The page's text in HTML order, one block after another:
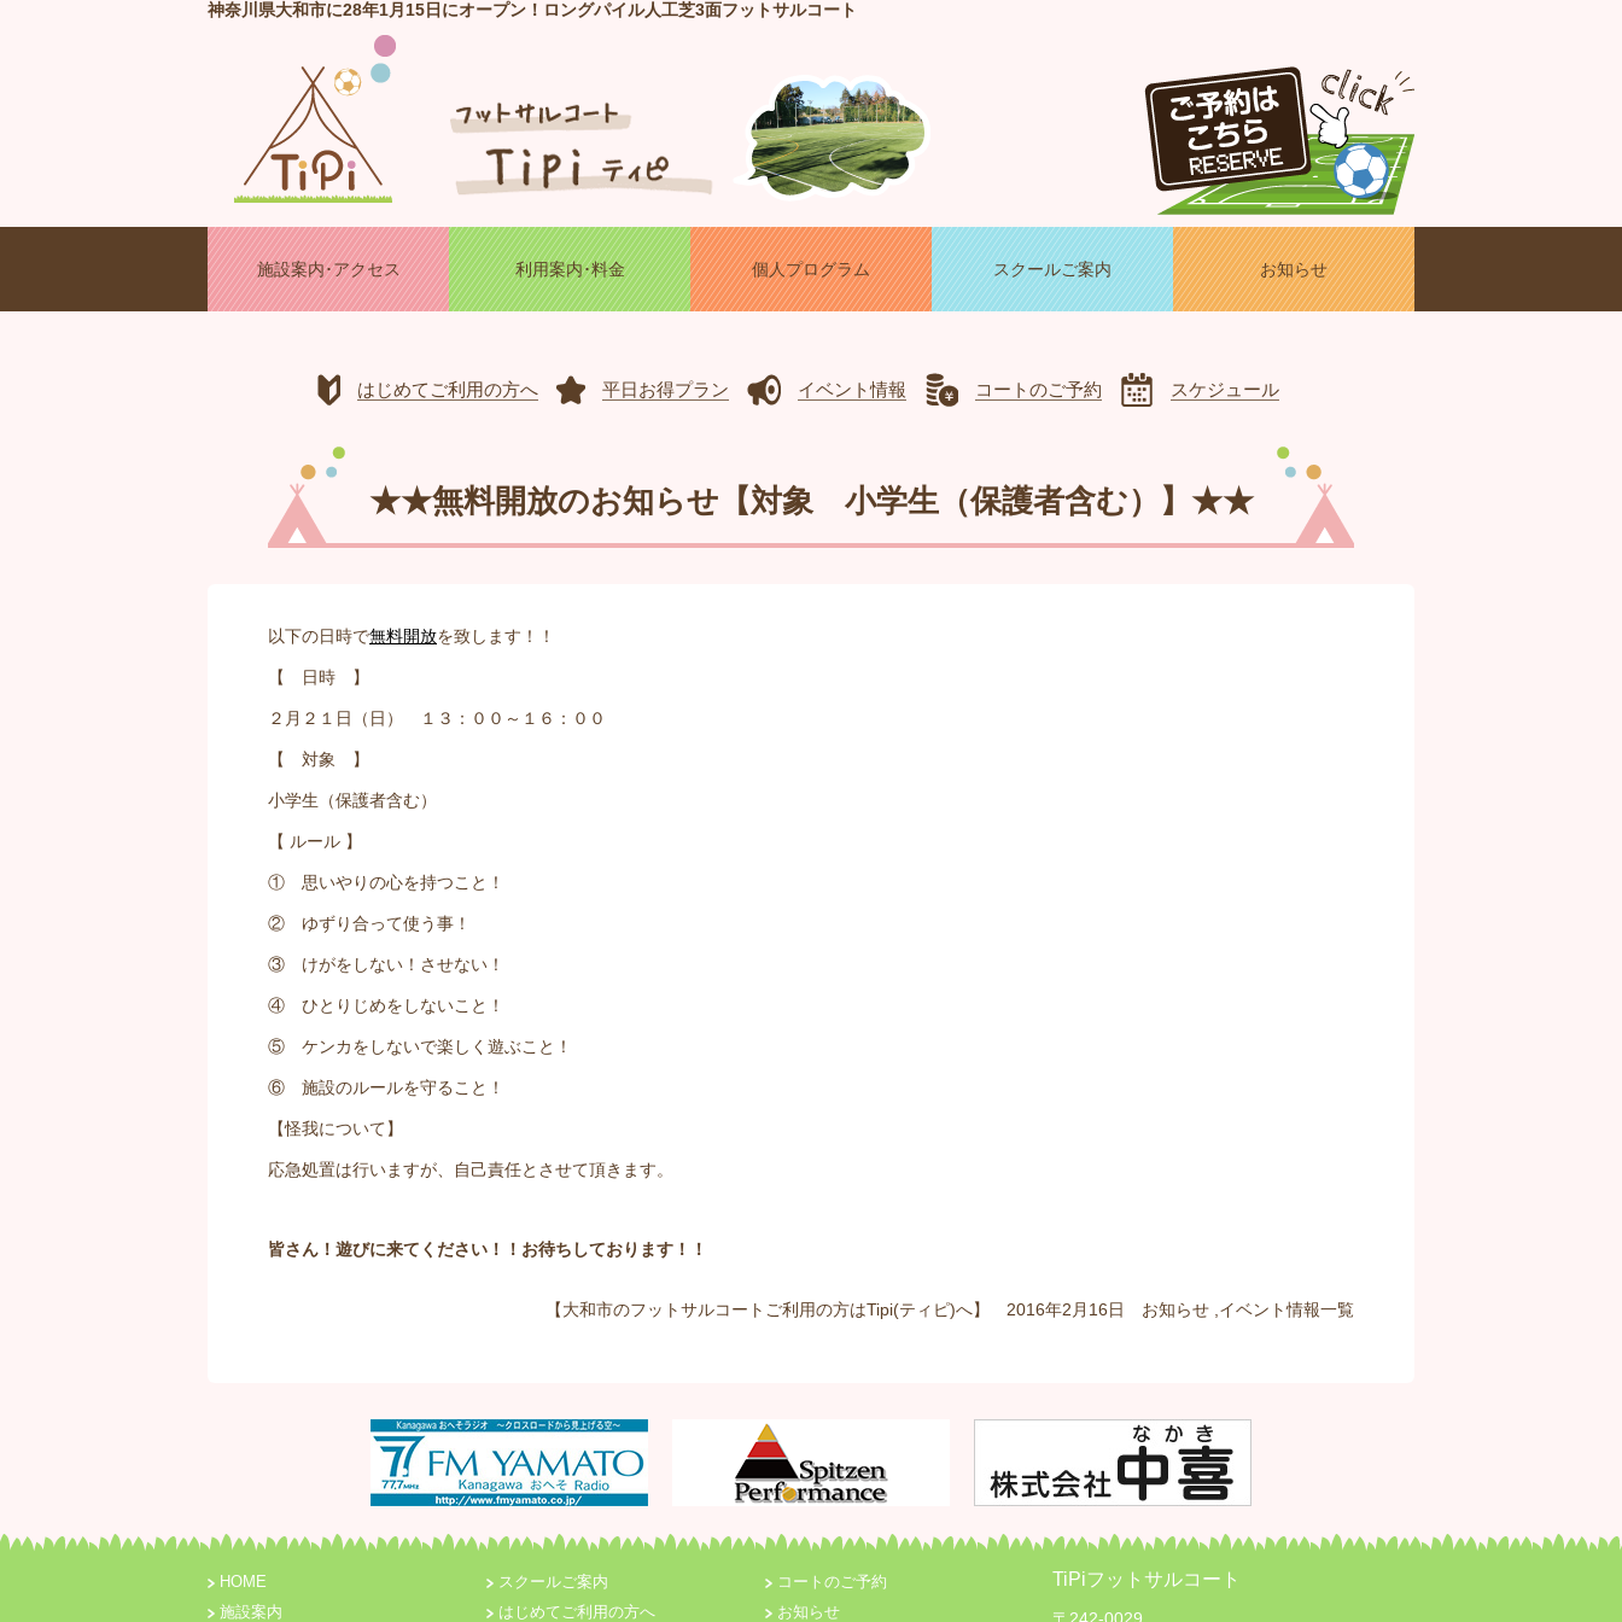
神奈川県大和市に28年1月15日にオープン！ロングパイル人工芝3面フットサルコート
施設案内･アクセス 利用案内･料金 個人プログラム スクールご案内 お知らせ
はじめてご利用の方へ 平日お得プラン イベント情報 コートのご予約 スケジュール
★★無料開放のお知らせ【対象 小学生（保護者含む）】★★
以下の日時で無料開放を致します！！
【 日時 】
２月２１日（日） １３：００～１６：００
【 対象 】
小学生（保護者含む）
【 ルール 】
① 思いやりの心を持つこと！
② ゆずり合って使う事！
③ けがをしない！させない！
④ ひとりじめをしないこと！
⑤ ケンカをしないで楽しく遊ぶこと！
⑥ 施設のルールを守ること！
【怪我について】
応急処置は行いますが、自己責任とさせて頂きます。
皆さん！遊びに来てください！！お待ちしております！！
【大和市のフットサルコートご利用の方はTipi(ティピ)へ】 2016年2月16日 お知らせ イベント情報一覧
HOME
施設案内
スクールご案内
はじめてご利用の方へ
コートのご予約
お知らせ
TiPiフットサルコート